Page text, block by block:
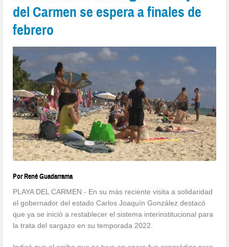
del Carmen se espera a finales de
febrero
Por René Guadarrama
PLAYA DEL CARMEN.- En su más reciente visita a solidaridad
el gobernador del estado Carlos Joaquín González destacó
que ya se inició a restablecer el sistema interinstitucional para
la trata del sargazo en su temporada 2022.